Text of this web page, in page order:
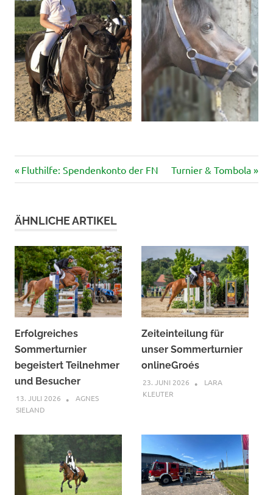
Beitragsnavigation
Vorheriger
Beitrag:
Fluthilfe: Spendenkonto der FN
Nächster
Beitrag:
Turnier & Tombola
ÄHNLICHE ARTIKEL
Erfolgreiches
Sommerturnier
begeistert Teilnehmer
und Besucher
13. JULI 2026
AGNES
SIELAND
Zeiteinteilung für
unser Sommerturnier
onlineGroés
23. JUNI 2026
LARA
KLEUTER